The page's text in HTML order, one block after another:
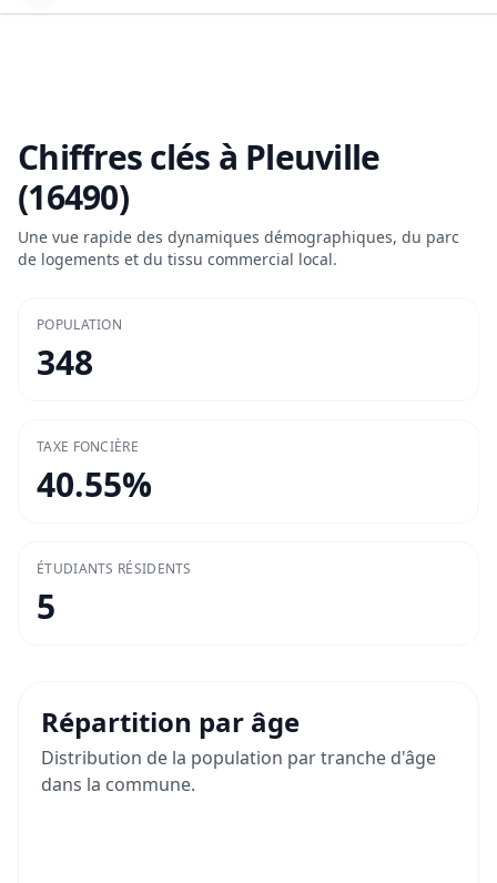
Chiffres clés à Pleuville
(16490)
Une vue rapide des dynamiques démographiques, du parc
de logements et du tissu commercial local.
POPULATION
348
TAXE FONCIÈRE
40.55%
ÉTUDIANTS RÉSIDENTS
5
Répartition par âge
Distribution de la population par tranche d'âge
dans la commune.